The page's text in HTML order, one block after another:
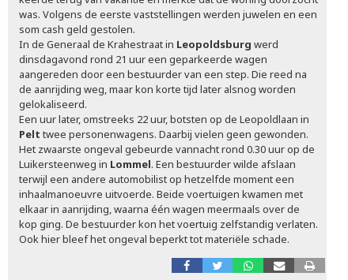
was. Volgens de eerste vaststellingen werden juwelen en een
som cash geld gestolen.
In de Generaal de Krahestraat in Leopoldsburg werd
dinsdagavond rond 21 uur een geparkeerde wagen
aangereden door een bestuurder van een step. Die reed na
de aanrijding weg, maar kon korte tijd later alsnog worden
gelokaliseerd.
Een uur later, omstreeks 22 uur, botsten op de Leopoldlaan in
Pelt twee personenwagens. Daarbij vielen geen gewonden.
Het zwaarste ongeval gebeurde vannacht rond 0.30 uur op de
Luikersteenweg in Lommel. Een bestuurder wilde afslaan
terwijl een andere automobilist op hetzelfde moment een
inhaalmanoeuvre uitvoerde. Beide voertuigen kwamen met
elkaar in aanrijding, waarna één wagen meermaals over de
kop ging. De bestuurder kon het voertuig zelfstandig verlaten.
Ook hier bleef het ongeval beperkt tot materiële schade.